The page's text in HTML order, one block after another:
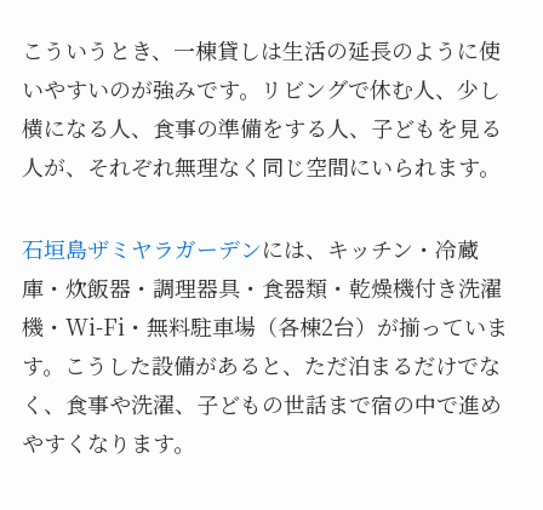
こういうとき、一棟貸しは生活の延長のように使
いやすいのが強みです。リビングで休む人、少し
横になる人、食事の準備をする人、子どもを見る
人が、それぞれ無理なく同じ空間にいられます。
石垣島ザミヤラガーデンには、キッチン・冷蔵
庫・炊飯器・調理器具・食器類・乾燥機付き洗濯
機・Wi-Fi・無料駐車場（各棟2台）が揃っていま
す。こうした設備があると、ただ泊まるだけでな
く、食事や洗濯、子どもの世話まで宿の中で進め
やすくなります。